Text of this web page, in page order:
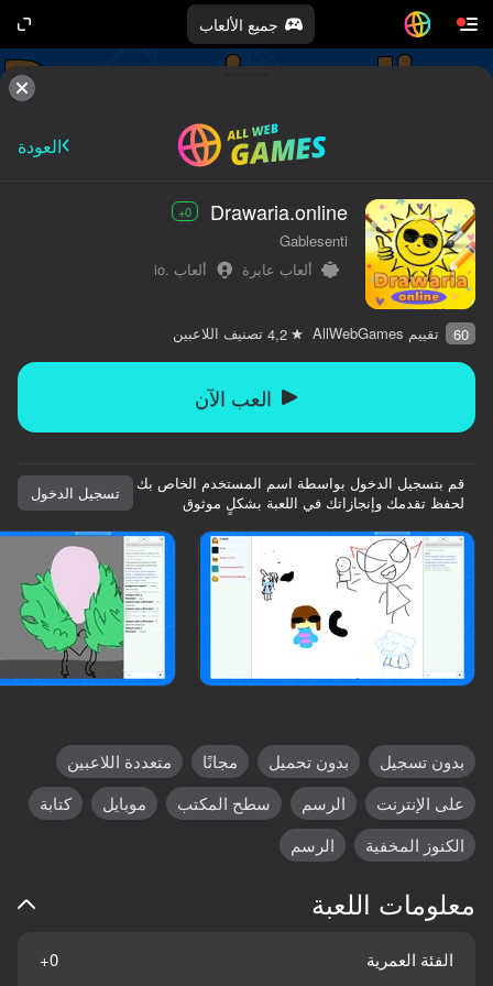
جميع الألعاب
Verity
العودة
Drawaria.online
0+
Gablesenti
ألعاب عابرة
ألعاب .io
60 تقييم AllWebGames 4,2 تصنيف اللاعبين
العب الآن
قم بتسجيل الدخول بواسطة اسم المستخدم الخاص بك
لحفظ تقدمك وإنجازاتك في اللعبة بشكلٍ موثوق
تسجيل الدخول
بدون تسجيل بدون تحميل مجانًا
متعددة اللاعبين
على الإنترنت
الرسم سطح المكتب موبايل
كتابة
الكنوز المخفية
الرسم
معلومات اللعبة
الفئة العمرية 0+